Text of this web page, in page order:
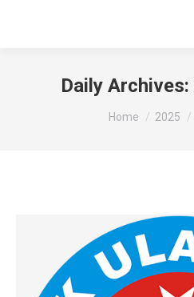
Daily Archives:
You are here:
Home 2025